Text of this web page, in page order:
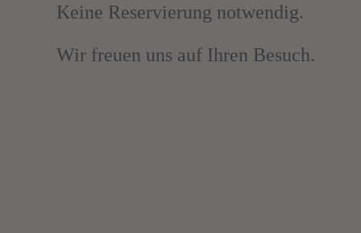
Keine Reservierung notwendig.
Wir freuen uns auf Ihren Besuch.